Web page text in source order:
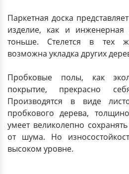
Паркетная доска
изделие, как и инженерная
тоньше. Стелется в тех
возможна укладка других
Пробковые полы, как
покрытие, прекрасно
Производятся в виде
пробкового дерева,
умеет великолепно
от шума. Но
высоком уровне.